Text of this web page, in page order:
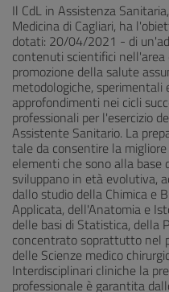
Il CdL in Assistenza
Medicina di Cagliari, ha
dotati: 20/04/2021 - di
contenuti scientifici
promozione della salute
metodologiche, sperimentali
approfondimenti nei cicli
professionali per l'esercizio
Assistente Sanitario. La
tale da consentire la
elementi che sono alla base
sviluppano in età evolutiva,
dallo studio della Chimica e
Applicata, dell'Anatomia e
delle basi di Statistica, della
concentrato soprattutto nel
delle Scienze medico
Interdisciplinari cliniche la
professionale è garantita